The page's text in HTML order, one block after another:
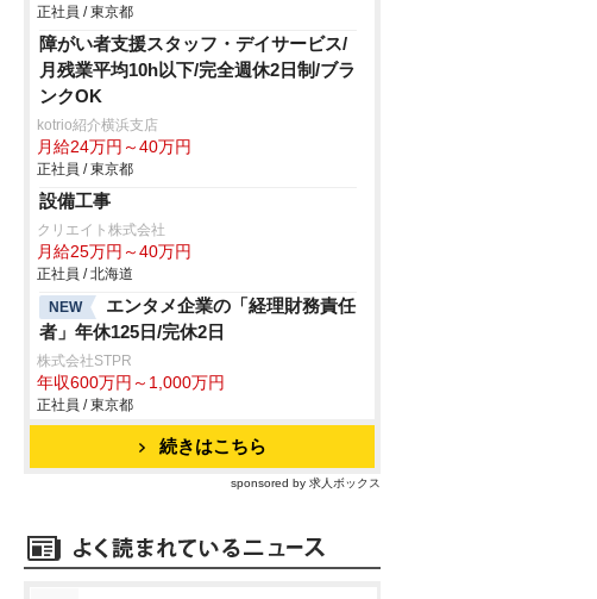
正社員 / 東京都
障がい者支援スタッフ・デイサービス/
月残業平均10h以下/完全週休2日制/ブラ
ンクOK
kotrio紹介横浜支店
月給24万円～40万円
正社員 / 東京都
設備工事
クリエイト株式会社
月給25万円～40万円
正社員 / 北海道
NEW
エンタメ企業の「経理財務責任
者」年休125日/完休2日
株式会社STPR
年収600万円～1,000万円
正社員 / 東京都
続きはこちら
sponsored by 求人ボックス